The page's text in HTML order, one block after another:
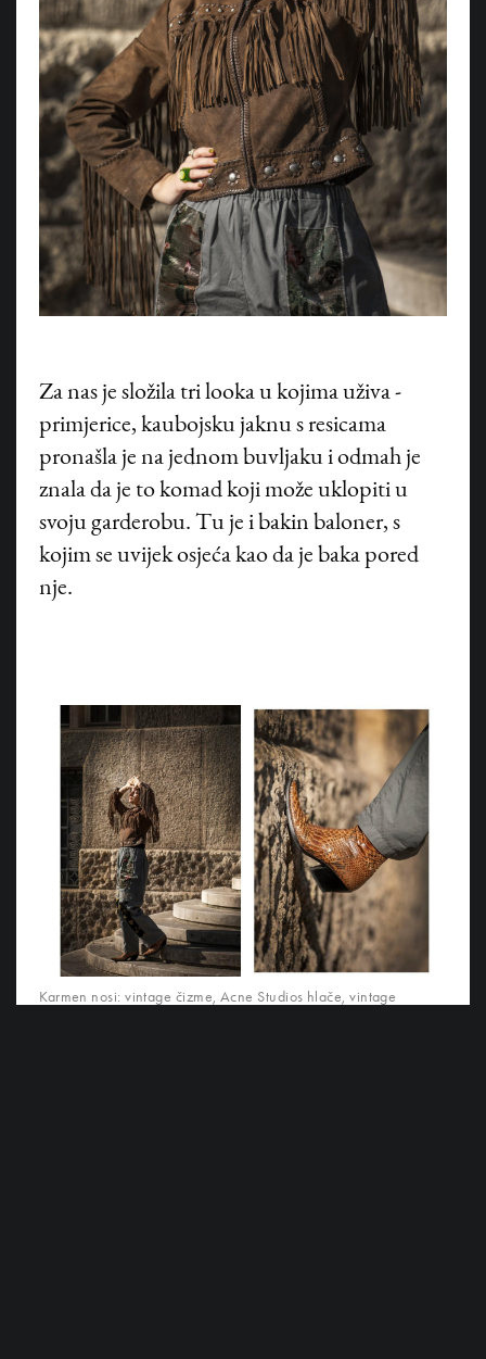
Za nas je složila tri looka u kojima uživa -
primjerice, kaubojsku jaknu s resicama
pronašla je na jednom buvljaku i odmah je
znala da je to komad koji može uklopiti u
svoju garderobu. Tu je i bakin baloner, s
kojim se uvijek osjeća kao da je baka pored
nje.
Karmen nosi: vintage čizme, Acne Studios hlače, vintage
©HANZA MEDIA d.o.o 2026. Sva prava pridržana